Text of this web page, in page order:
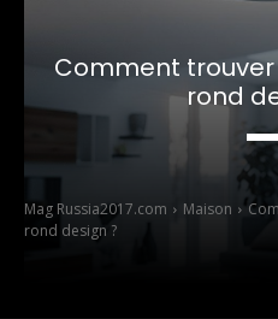
Comment
rond
Mag Russia2017.com Maison
rond design ?